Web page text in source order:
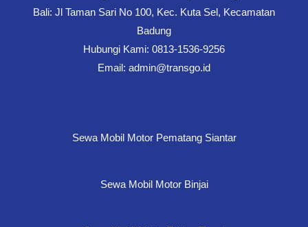
Bali: Jl Taman Sari No 100, Kec. Kuta Sel, Kecamatan
Badung
Hubungi Kami: 0813-1536-9256
Email: admin@transgo.id
Sewa Mobil Motor Pematang Siantar
Sewa Mobil Motor Binjai